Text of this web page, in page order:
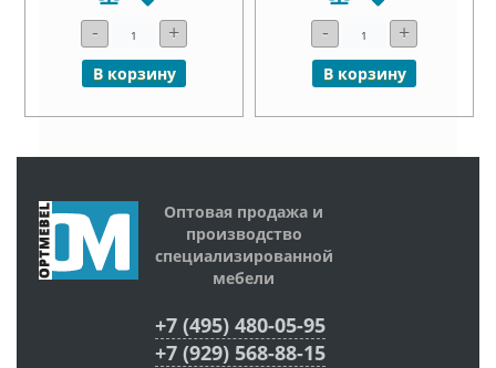
- +
В корзину
- +
В корзину
Оптовая продажа и
производство
специализированной
мебели
+7 (495) 480-05-95
+7 (929) 568-88-15